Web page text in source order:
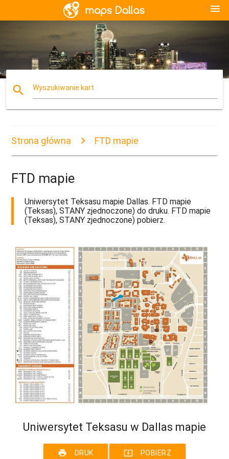
menu
search Wyszukiwanie kart
Strona główna FTD mapie
FTD mapie
Uniwersytet Teksasu mapie Dallas. FTD mapie
(Teksas), STANY zjednoczone) do druku. FTD mapie
(Teksas), STANY zjednoczone) pobierz.
Uniwersytet Teksasu w Dallas mapie
print DRUK system_update_alt POBIERZ